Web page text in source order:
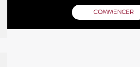
COMMENCER